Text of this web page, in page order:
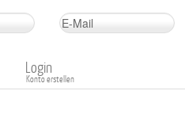
Login
Konto erstellen